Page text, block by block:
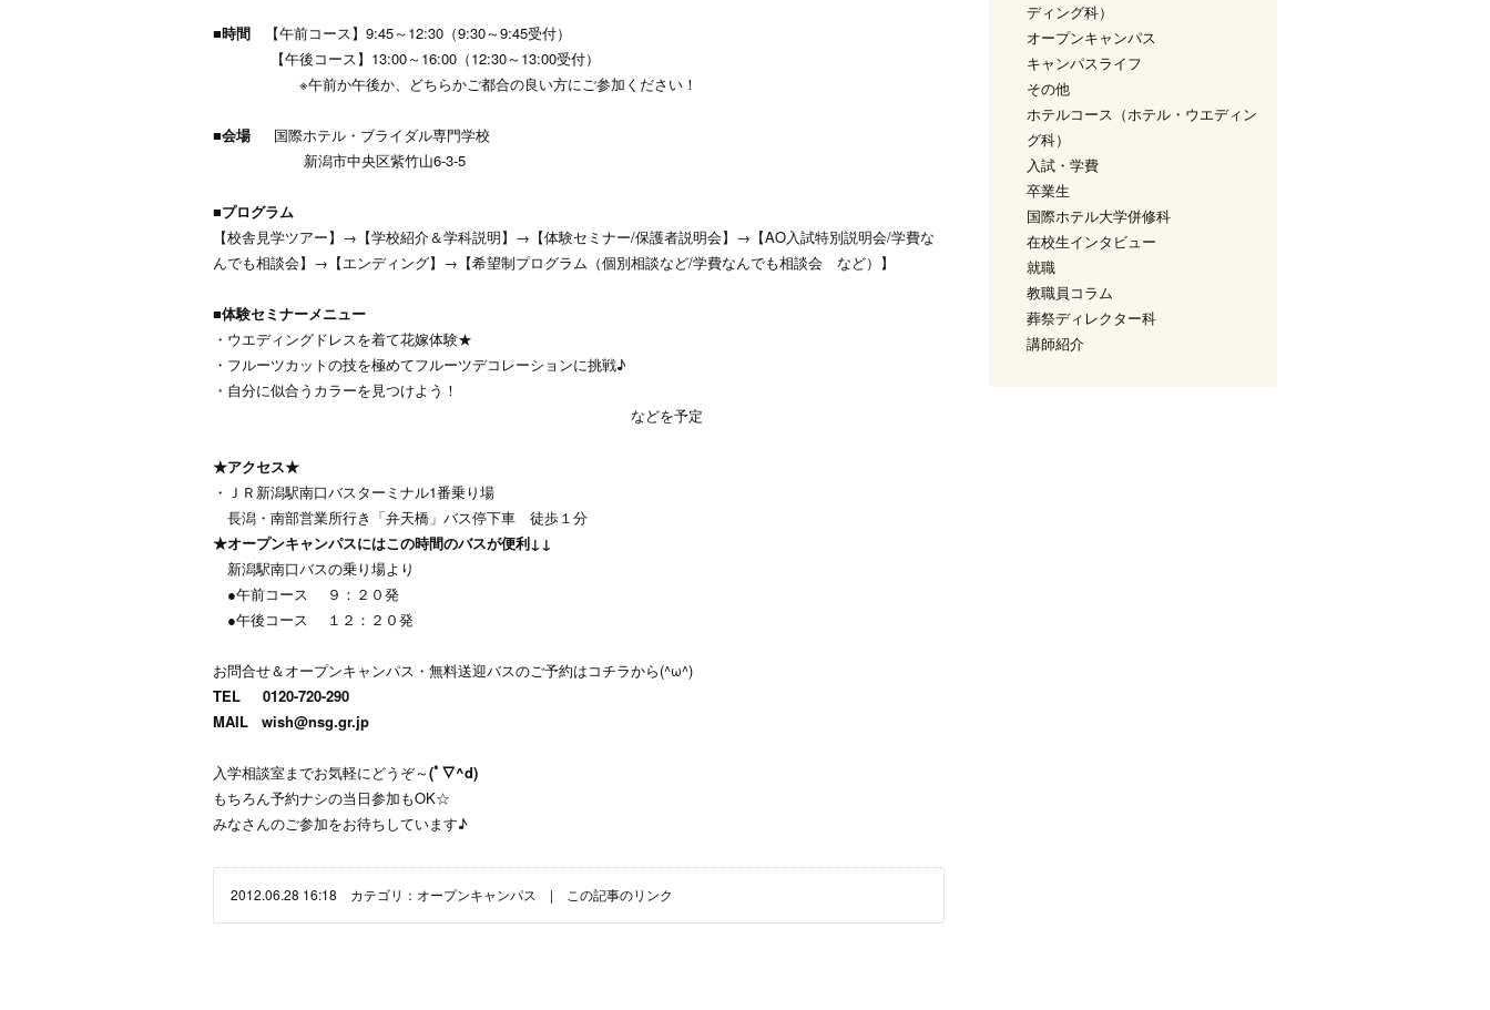
■時間
【午前コース】9:45～12:30（9:30～9:45受付）
【午後コース】13:00～16:00（12:30～13:00受付）
※午前か午後か、どちらかご都合の良い方にご参加ください！
■会場
国際ホテル・ブライダル専門学校
新潟市中央区紫竹山6-3-5
■プログラム
【校舎見学ツアー】→【学校紹介＆学科説明】→【体験セミナー/保護者説明会】→【AO入試特別説明会/学費な
んでも相談会】→【エンディング】→【希望制プログラム（個別相談など/学費なんでも相談会 など）】
■体験セミナーメニュー
・ウエディングドレスを着て花嫁体験★
・フルーツカットの技を極めてフルーツデコレーションに挑戦♪
・自分に似合うカラーを見つけよう！
などを予定
★アクセス★
・ＪＲ新潟駅南口バスターミナル1番乗り場
長潟・南部営業所行き「弁天橋」バス停下車 徒歩１分
★オープンキャンパスにはこの時間のバスが便利↓↓
新潟駅南口バスの乗り場より
●午前コース ９：２０発
●午後コース １２：２０発
お問合せ＆オープンキャンパス・無料送迎バスのご予約はコチラから(^ω^)
TEL 0120-720-290
MAIL
wish@nsg.gr.jp
入学相談室までお気軽にどうぞ～(ﾟ∇^d)
もちろん予約ナシの当日参加もOK☆
みなさんのご参加をお待ちしています♪
2012.06.28 16:18 カテゴリ： オープンキャンパス | この記事のリンク
ディング科）
オープンキャンパス
キャンパスライフ
その他
ホテルコース（ホテル・ウエディン
グ科）
入試・学費
卒業生
国際ホテル大学併修科
在校生インタビュー
就職
教職員コラム
葬祭ディレクター科
講師紹介